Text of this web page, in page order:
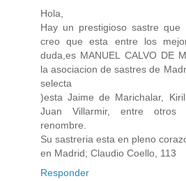
Hola,
Hay un prestigioso sastre
creo que esta entre los
duda,es MANUEL CALVO DE
la asociacion de sastres de
selecta
)esta Jaime de Marichalar,
Juan Villarmir, entre otros
renombre.
Su sastreria esta en pleno
en Madrid; Claudio Coello, 113
Responder